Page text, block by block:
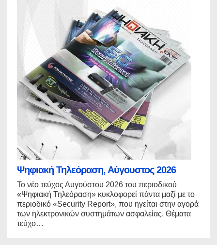
Ψηφιακή Τηλεόραση, Αύγουστος 2026
Το νέο τεύχος Αυγούστου 2026 του περιοδικού
«Ψηφιακή Τηλεόραση» κυκλοφορεί πάντα μαζί με το
περιοδικό «Security Report», που ηγείται στην αγορά
των ηλεκτρονικών συστημάτων ασφαλείας. Θέματα
τεύχο…